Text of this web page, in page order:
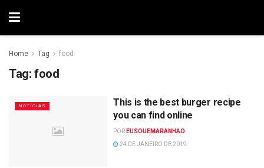
Home Tag food
Tag: food
NOTÍCIAS
This is the best burger recipe
you can find online
POR EUSOUEMARANHAO
24 DE JANEIRO DE 2019